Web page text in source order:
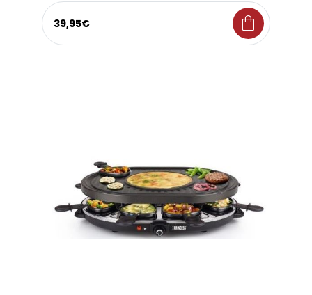
39,95€ shopping_bag